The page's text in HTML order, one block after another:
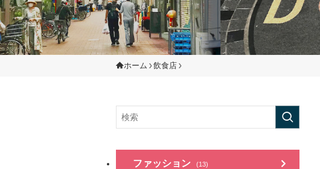
ホーム 飲食店
ファッション (13)